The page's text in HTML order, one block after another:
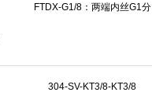
FTDX-G1/8：两端内丝G1分
304-SV-KT3/8-KT3/8